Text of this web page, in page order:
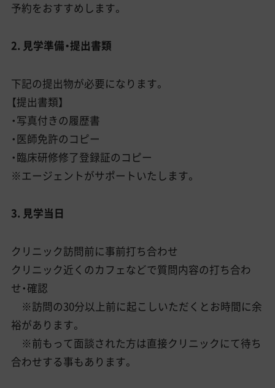
予約をおすすめします。
2. 見学準備・提出書類
下記の提出物が必要になります。
【提出書類】
・写真付きの履歴書
・医師免許のコピー
・臨床研修修了登録証のコピー
※エージェントがサポートいたします。
3. 見学当日
クリニック訪問前に事前打ち合わせ
クリニック近くのカフェなどで質問内容の打ち合わ
せ・確認
※訪問の30分以上前に起こしいただくとお時間に余
裕があります。
※前もって面談された方は直接クリニックにて待ち
合わせする事もあります。